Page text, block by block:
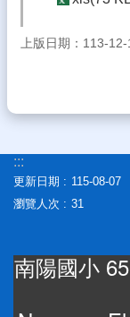
登
陽
午
餐
雲
上版日期：113-12-
:::
更新日期
115-08-07
瀏覽人次
31
南陽國小